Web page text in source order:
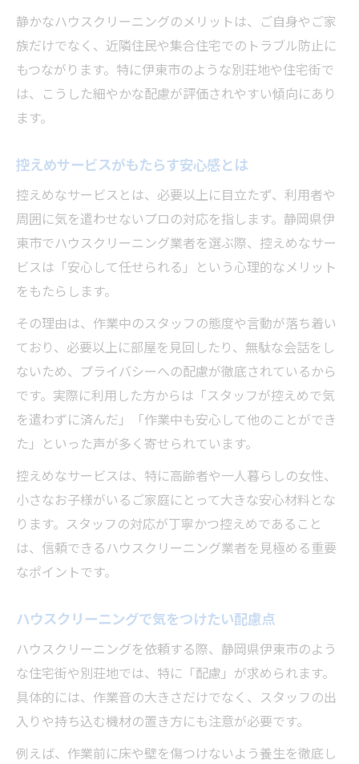
静かなハウスクリーニングのメリットは、ご自身やご家
族だけでなく、近隣住民や集合住宅でのトラブル防止に
もつながります。特に伊東市のような別荘地や住宅街で
は、こうした細やかな配慮が評価されやすい傾向にあり
ます。
控えめサービスがもたらす安心感とは
控えめなサービスとは、必要以上に目立たず、利用者や
周囲に気を遣わせないプロの対応を指します。静岡県伊
東市でハウスクリーニング業者を選ぶ際、控えめなサー
ビスは「安心して任せられる」という心理的なメリット
をもたらします。
その理由は、作業中のスタッフの態度や言動が落ち着い
ており、必要以上に部屋を見回したり、無駄な会話をし
ないため、プライバシーへの配慮が徹底されているから
です。実際に利用した方からは「スタッフが控えめで気
を遣わずに済んだ」「作業中も安心して他のことができ
た」といった声が多く寄せられています。
控えめなサービスは、特に高齢者や一人暮らしの女性、
小さなお子様がいるご家庭にとって大きな安心材料とな
ります。スタッフの対応が丁寧かつ控えめであること
は、信頼できるハウスクリーニング業者を見極める重要
なポイントです。
ハウスクリーニングで気をつけたい配慮点
ハウスクリーニングを依頼する際、静岡県伊東市のよう
な住宅街や別荘地では、特に「配慮」が求められます。
具体的には、作業音の大きさだけでなく、スタッフの出
入りや持ち込む機材の置き方にも注意が必要です。
例えば、作業前に床や壁を傷つけないよう養生を徹底し